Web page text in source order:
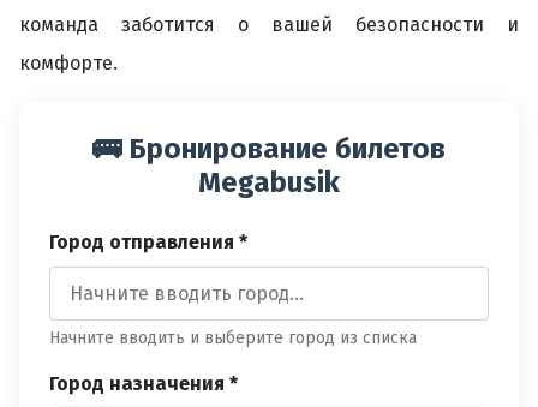
команда заботится о вашей безопасности и
комфорте.
🚌 Бронирование билетов
Megabusik
Город отправления *
Начните вводить и выберите город из списка
Город назначения *